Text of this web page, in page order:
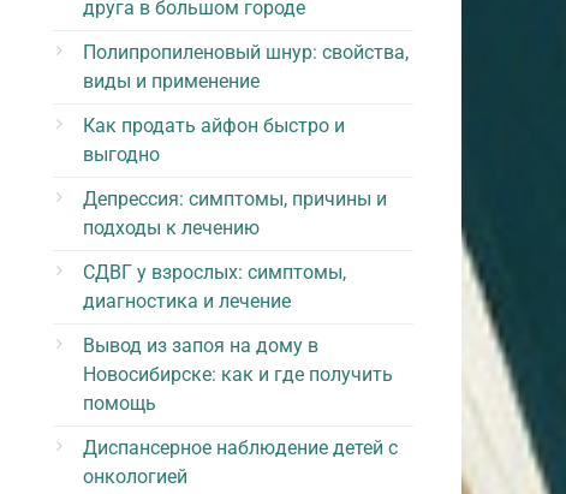
друга в большом городе
Полипропиленовый шнур: свойства,
виды и применение
Как продать айфон быстро и
выгодно
Депрессия: симптомы, причины и
подходы к лечению
СДВГ у взрослых: симптомы,
диагностика и лечение
Вывод из запоя на дому в
Новосибирске: как и где получить
помощь
Диспансерное наблюдение детей с
онкологией